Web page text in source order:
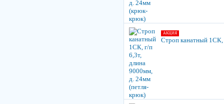
АКЦИЯ
Строп канатный 1СК,